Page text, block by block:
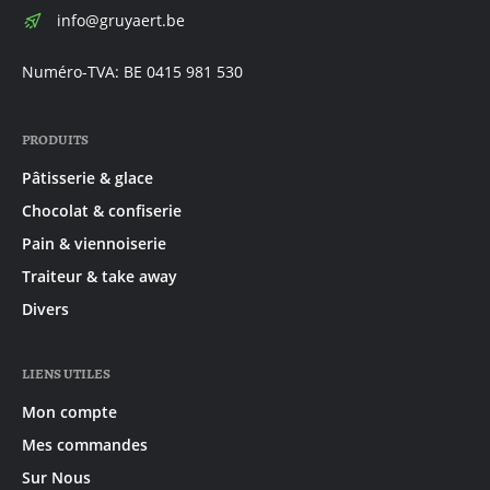
E-
info@gruyaert.be
Numéro-TVA: BE 0415 981 530
PRODUITS
Pâtisserie & glace
Chocolat & confiserie
Pain & viennoiserie
Traiteur & take away
Divers
LIENS UTILES
Mon compte
Mes commandes
Sur Nous